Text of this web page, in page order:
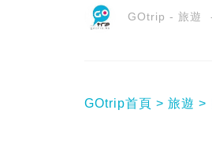
GOtrip - 旅遊
GOtrip首頁 旅遊